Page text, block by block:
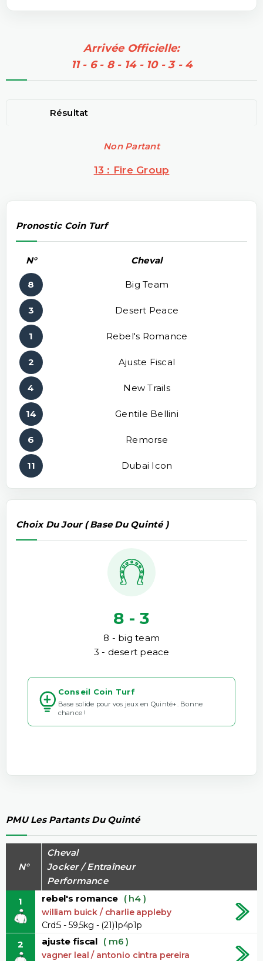
Arrivée Officielle:
11 - 6 - 8 - 14 - 10 - 3 - 4
Résultat
Non Partant
13 : Fire Group
Pronostic Coin Turf
N° Cheval
8 Big Team
3 Desert Peace
1 Rebel's Romance
2 Ajuste Fiscal
4 New Trails
14 Gentile Bellini
6 Remorse
11 Dubai Icon
Choix Du Jour ( Base Du Quinté )
8 - 3
8 - big team
3 - desert peace
Conseil Coin Turf
Base solide pour vos jeux en Quinté+. Bonne
chance !
PMU Les Partants Du Quinté
N°
Cheval
Jocker / Entraîneur
Performance
1
rebel's romance ( h4 )
william buick / charlie appleby
Crd:5 - 59,5kg - (21)1p4p1p
2 ajuste fiscal ( m6 )
vagner leal / antonio cintra pereira